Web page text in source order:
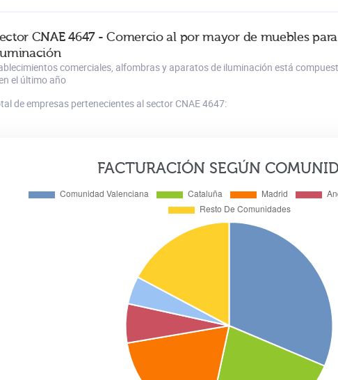
CNAE 4647 - Comercio al por mayor de muebles
comerciales, alfombras y aparatos de iluminación está
el último año
de empresas pertenecientes al sector CNAE 4647:
FACTURACIÓN SEGÚN